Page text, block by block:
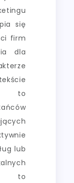
się
firm
dla
to
lub
to